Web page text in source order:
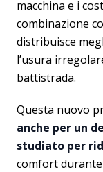
macchina e i
combinazione
distribuisce
l’usura
battistrada.
Questa nuovo
anche per un
studiato per
comfort